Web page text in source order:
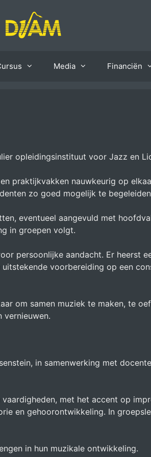
Media Financiën
opleidingsinstituut voor Jazz en
praktijkvakken nauwkeurig op
zo goed mogelijk te
eventueel aangevuld met
in groepen volgt.
persoonlijke aandacht. Er heerst
voorbereiding op een
om samen muziek te maken, te
in samenwerking met
met het accent op
en gehoorontwikkeling. In
in hun muzikale ontwikkeling.